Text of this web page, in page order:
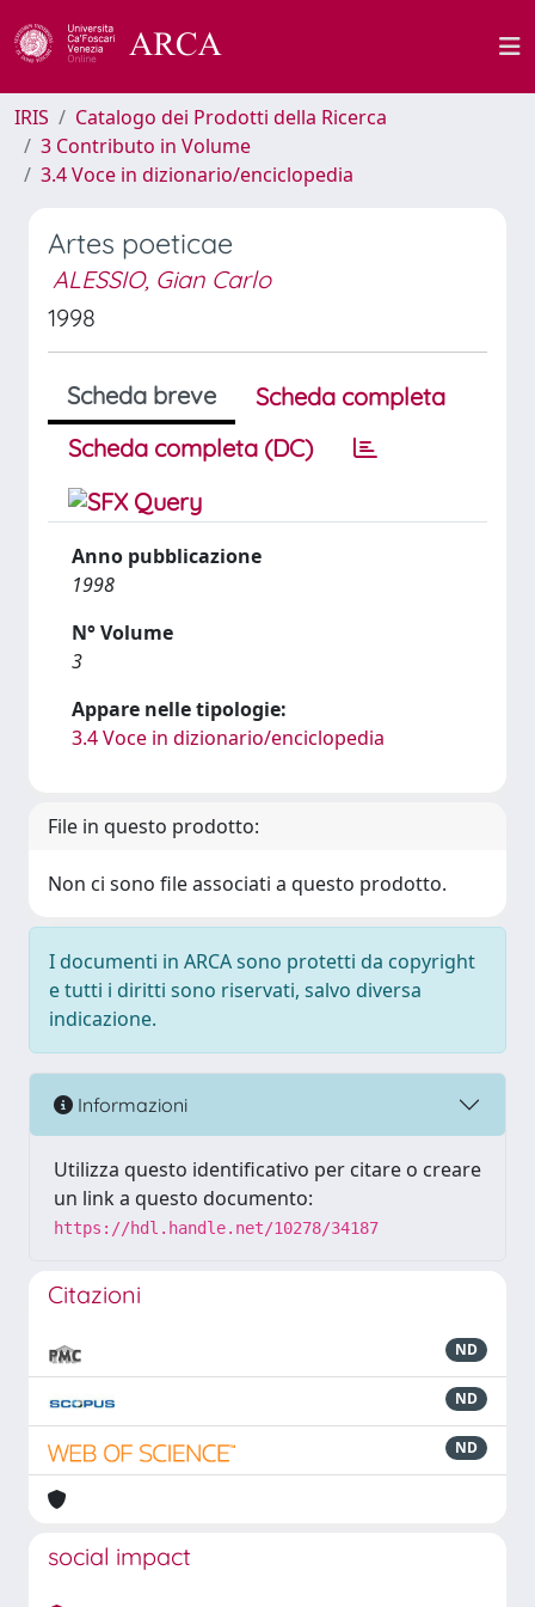
IRIS
Catalogo dei Prodotti della Ricerca
3 Contributo in Volume
3.4 Voce in dizionario/enciclopedia
Artes poeticae
ALESSIO, Gian Carlo
1998
Scheda breve
Scheda completa
Scheda completa (DC)
Anno pubblicazione
1998
N° Volume
3
Appare nelle tipologie:
3.4 Voce in dizionario/enciclopedia
File in questo prodotto:
Non ci sono file associati a questo prodotto.
I documenti in ARCA sono protetti da copyright
e tutti i diritti sono riservati, salvo diversa
indicazione.
Informazioni
Utilizza questo identificativo per citare o creare
un link a questo documento:
https://hdl.handle.net/10278/34187
Citazioni
ND
ND
ND
social impact